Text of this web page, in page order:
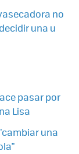
no
una u
pasar por
Lisa
una